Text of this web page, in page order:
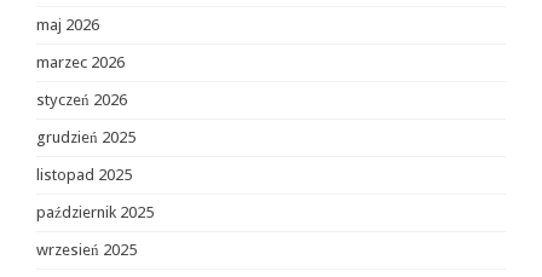
maj 2026
marzec 2026
styczeń 2026
grudzień 2025
listopad 2025
październik 2025
wrzesień 2025